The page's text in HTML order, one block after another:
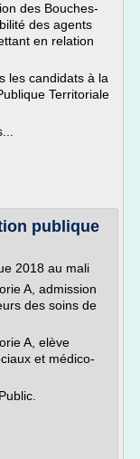
des Bouches-
des agents
en relation
les candidats à la
Territoriale
publique
2018 au mali
A, admission
des soins de
A, elève
et médico-